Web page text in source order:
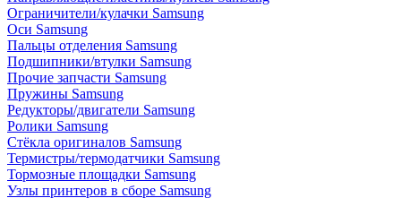
Ограничители/кулачки Samsung
Оси Samsung
Пальцы отделения Samsung
Подшипники/втулки Samsung
Прочие запчасти Samsung
Пружины Samsung
Редукторы/двигатели Samsung
Ролики Samsung
Стёкла оригиналов Samsung
Термистры/термодатчики Samsung
Тормозные площадки Samsung
Узлы принтеров в сборе Samsung